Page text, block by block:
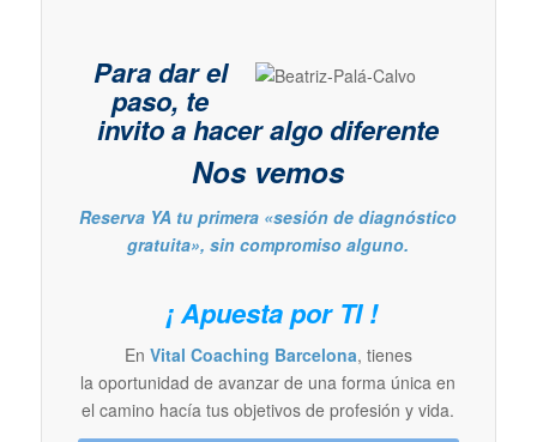
Para dar el
paso, te
invito a hacer algo diferente
Nos vemos
Reserva YA tu primera «sesión de diagnóstico
gratuita», sin compromiso alguno.
¡ Apuesta por TI !
En Vital Coaching Barcelona, tienes
la oportunidad de avanzar de una forma única en
el camino hacía tus objetivos de profesión y vida.